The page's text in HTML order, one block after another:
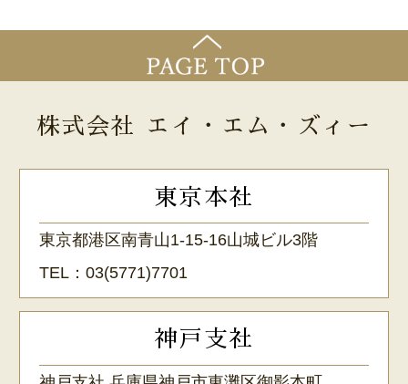
株式会社 エイ・エム・ズィー
東京本社
東京都港区南青山1-15-16山城ビル3階
TEL：03(5771)7701
神戸支社